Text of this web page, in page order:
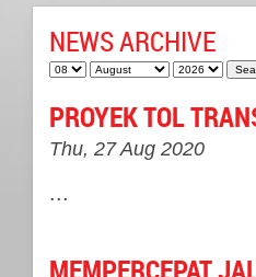
NEWS ARCHIVE
PROYEK TOL
Thu, 27 Aug 2020
...